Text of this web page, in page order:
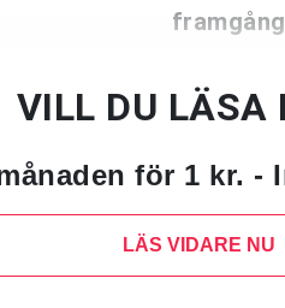
framgång
VILL DU LÄSA
för 1 kr. -
LÄS VIDARE NU